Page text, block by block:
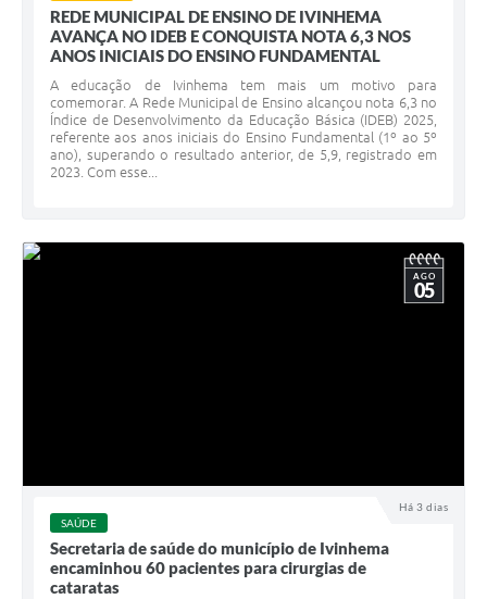
REDE MUNICIPAL DE ENSINO DE IVINHEMA
AVANÇA NO IDEB E CONQUISTA NOTA 6,3 NOS
ANOS INICIAIS DO ENSINO FUNDAMENTAL
A educação de Ivinhema tem mais um motivo para
comemorar. A Rede Municipal de Ensino alcançou nota 6,3 no
Índice de Desenvolvimento da Educação Básica (IDEB) 2025,
referente aos anos iniciais do Ensino Fundamental (1º ao 5º
ano), superando o resultado anterior, de 5,9, registrado em
2023. Com esse...
Há 3 dias
AGO
05
SAÚDE
Secretaria de saúde do município de Ivinhema
encaminhou 60 pacientes para cirurgias de
cataratas